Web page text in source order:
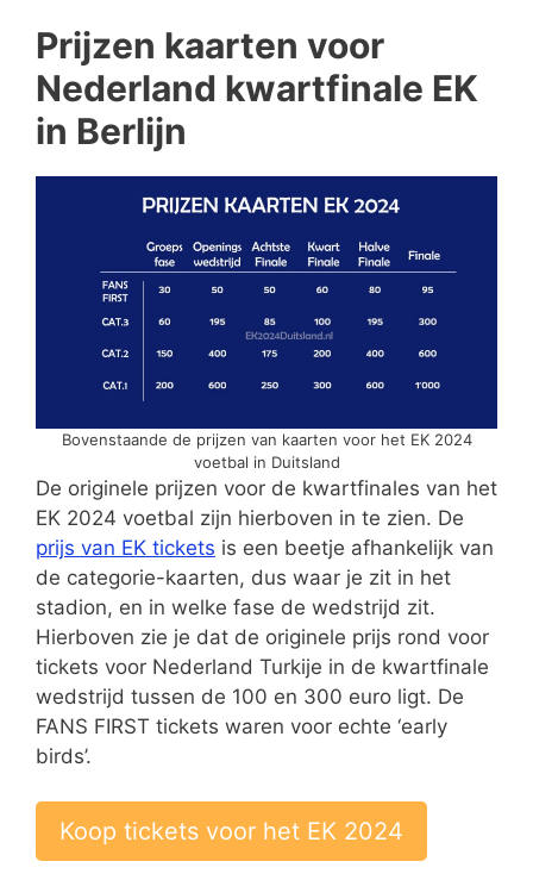
Prijzen kaarten voor
Nederland kwartfinale EK
in Berlijn
Bovenstaande de prijzen van kaarten voor het EK 2024
voetbal in Duitsland
De originele prijzen voor de kwartfinales van het
EK 2024 voetbal zijn hierboven in te zien. De
prijs van EK tickets is een beetje afhankelijk van
de categorie-kaarten, dus waar je zit in het
stadion, en in welke fase de wedstrijd zit.
Hierboven zie je dat de originele prijs rond voor
tickets voor Nederland Turkije in de kwartfinale
wedstrijd tussen de 100 en 300 euro ligt. De
FANS FIRST tickets waren voor echte ‘early
birds’.
Koop tickets voor het EK 2024